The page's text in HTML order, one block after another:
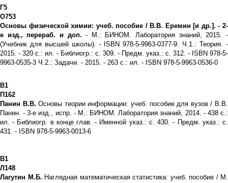
Г5
О753
Основы физической химии: учеб. пособие / В.В. Еремин [и др.]. - 2-
е изд., перераб. и доп. - М.: БИНОМ. Лаборатория знаний, 2015. -
(Учебник для высшей школы). - ISBN 978-5-9963-0377-9. Ч.1.: Теория. -
2015. - 320 с.: ил. - Библиогр.: с. 309. - Предм. указ.: с. 312. - ISBN 978-5-
9963-0535-3 Ч.2.: Задачи. - 2015. - 263 с.: ил. - ISBN 978-5-9963-0536-0
В1
П162
Панин В.В. Основы теории информации: учеб. пособие для вузов / В.В.
Панин. - 3-е изд., испр. - М.: БИНОМ. Лаборатория знаний, 2014. - 438 с.:
ил. - Библиогр. в конце глав. - Именной указ.: с. 430. - Предм. указ.: с.
431. - ISBN 978-5-9963-0013-6
В1
Л148
Лагутин М.Б. Наглядная математическая статистика: учеб. пособие / М.